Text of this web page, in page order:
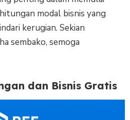
modal bisnis yang
kerugian. Sekian
sembako, semoga
dan Bisnis Gratis